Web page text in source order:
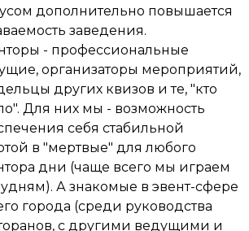
за 3 года я получил
организаторский опыт ,
ведущего ( уже были игры
корпоративного формата ) ,
ипотеку не взял , но сделал
под 100 квадратов и
путешествие мечты , а это в
очень и очень неплохо ,
что это мой не основной
по-настоящему любимое хобби
фразы «Найди себе дело по
дополнительно повышается
заведения.
- профессиональные
организаторы мероприятий,
других квизов и те, "кто
Для них мы - возможность
себя стабильной
в "мертвые" для любого
дни (чаще всего мы играем
А знакомые в эвент-сфере
города (среди руководства
с другими ведущими и